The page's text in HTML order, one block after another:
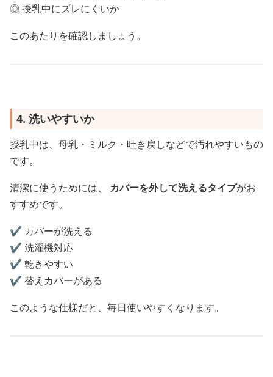
◎ 授乳中にズレにくいか
このあたりを確認しましょう。
4. 洗いやすいか
授乳中は、母乳・ミルク・吐き戻しなどで汚れやすいもの
です。
清潔に使うためには、 カバーを外して洗えるタイプがお
すすめです。
✔️ カバーが洗える
✔️ 洗濯機対応
✔️ 乾きやすい
✔️ 替えカバーがある
このような仕様だと、毎日使いやすくなります。